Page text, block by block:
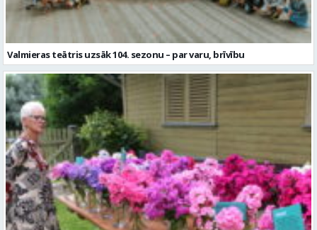
Valmieras teātris uzsāk 104. sezonu – par varu, brīvību